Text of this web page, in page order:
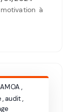
à
AMOA ,
,audit,